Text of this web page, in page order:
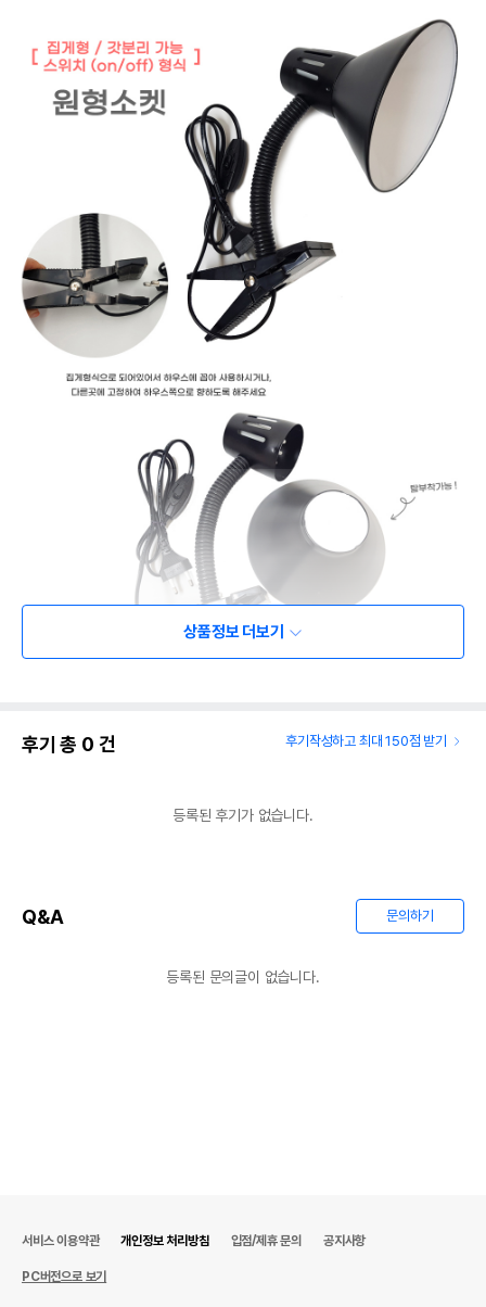
상품정보 더보기
후기 총 0 건 후기작성하고 최대 150점 받기
등록된 후기가 없습니다.
Q&A 문의하기
등록된 문의글이 없습니다.
서비스 이용약관 개인정보 처리방침 입점/제휴 문의 공지사항
PC버전으로 보기